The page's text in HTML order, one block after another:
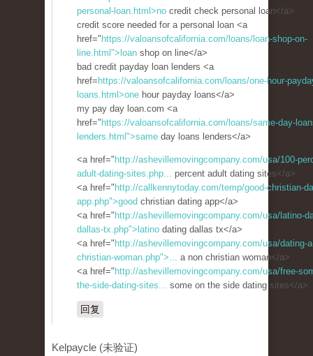
personal-loan.html>no credit check personal loan</a>
credit score needed for a personal loan <a
href=" https://valoansofcalifornia.com/loans/loan-shop-on-
line.html">loan shop on line</a>
bad credit payday loan lenders <a
href= https://valoansofcalifornia.com/loans/one-hour-
loans.html>one hour payday loans</a>
my pay day loan.com <a
href=" https://valoansofcalifornia.com/loans/same-day-
lenders.html">same day loans lenders</a>
<a href=" http://ashevillemovingcompany.com/usa/100-
adult-dating-sites.php... percent adult dating sites</a>
<a href=" http://callkennytoday.com/temp/good-christian-
app.php">good christian dating app</a>
<a href=" http://ashevillemovingcompany.com/usa/latino-
dallas-tx.php">latino dating dallas tx</a>
<a href=" http://ashevillemovingcompany.com/usa/dating-
christian-woman.php">... a non christian woman</a>
<a href=" http://ashevillemovingcompany.com/usa/free-
the-side-dating-sites... some on the side dating sites</a>
回复
Kelpaycle (未验证)